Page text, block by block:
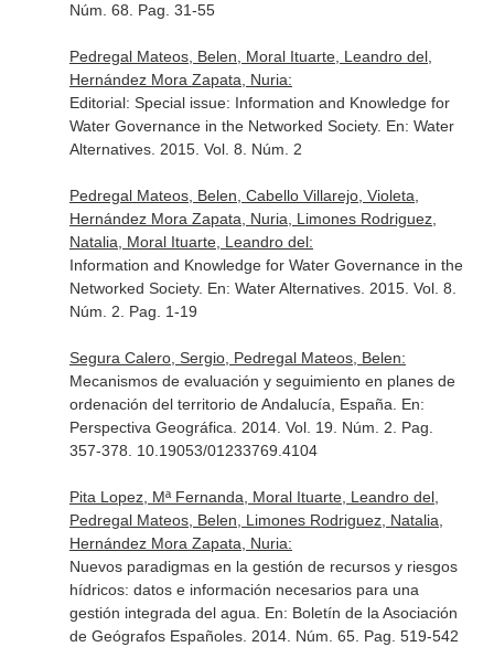
Núm. 68. Pag. 31-55
Pedregal Mateos, Belen, Moral Ituarte, Leandro del,
Hernández Mora Zapata, Nuria:
Editorial: Special issue: Information and Knowledge for
Water Governance in the Networked Society. En: Water
Alternatives. 2015. Vol. 8. Núm. 2
Pedregal Mateos, Belen, Cabello Villarejo, Violeta,
Hernández Mora Zapata, Nuria, Limones Rodriguez,
Natalia, Moral Ituarte, Leandro del:
Information and Knowledge for Water Governance in the
Networked Society. En: Water Alternatives. 2015. Vol. 8.
Núm. 2. Pag. 1-19
Segura Calero, Sergio, Pedregal Mateos, Belen:
Mecanismos de evaluación y seguimiento en planes de
ordenación del territorio de Andalucía, España. En:
Perspectiva Geográfica . 2014. Vol. 19. Núm. 2. Pag.
357-378. 10.19053/01233769.4104
Pita Lopez, Mª Fernanda, Moral Ituarte, Leandro del,
Pedregal Mateos, Belen, Limones Rodriguez, Natalia,
Hernández Mora Zapata, Nuria:
Nuevos paradigmas en la gestión de recursos y riesgos
hídricos: datos e información necesarios para una
gestión integrada del agua. En: Boletín de la Asociación
de Geógrafos Españoles. 2014. Núm. 65. Pag. 519-542